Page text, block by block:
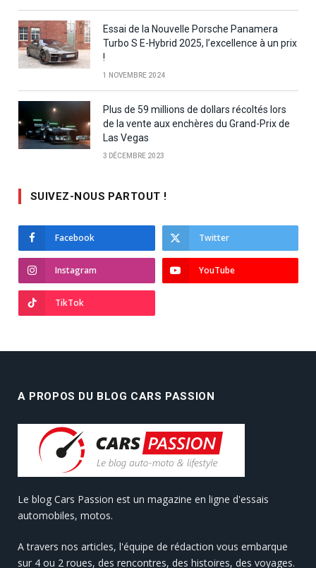
Essai de la Nouvelle Porsche Panamera
Turbo S E-Hybrid 2025, l’excellence à un prix
!
1 NOVEMBRE 2024
Plus de 59 millions de dollars récoltés lors
de la vente aux enchères du Grand-Prix de
Las Vegas
3 DÉCEMBRE 2023
SUIVEZ-NOUS PARTOUT !
Facebook Twitter
Instagram YouTube
TikTok
A PROPOS DU BLOG CARS PASSION
Le blog Cars Passion est un magazine en ligne d'essais
automobiles, motos.
A travers nos articles, l'équipe de rédaction vous embarque
sur 4 ou 2 roues, des rencontres, des histoires, des voyages.